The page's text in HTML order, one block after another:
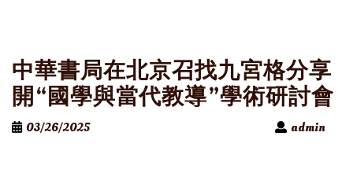
中華書局在北京召找九宮格分享
開“國學與當代教導”學術研討會
03/26/2025 admin